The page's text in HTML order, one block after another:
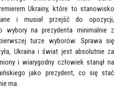
Ukrainy, które to stanowisko
i musiał przejść do opozycji,
wybory na prezydenta minimalnie z
turze wyborów. Sprawa się
Ukraina i świat jest absolutnie za
i wiarygodny człowiek stanął na
jako prezydent, co się stać
ma.